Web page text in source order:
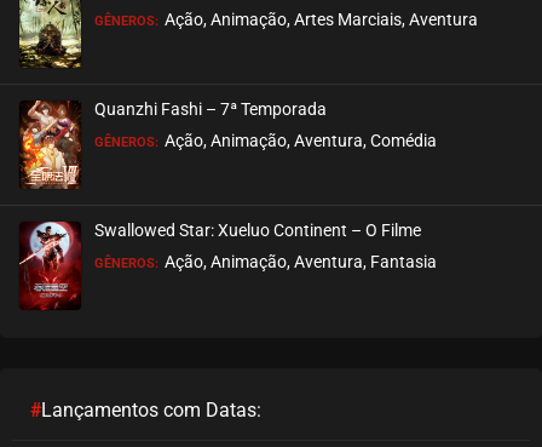
GÊNEROS: Ação, Animação, Artes Marciais, Aventura
Quanzhi Fashi – 7ª Temporada
GÊNEROS: Ação, Animação, Aventura, Comédia
Swallowed Star: Xueluo Continent – O Filme
GÊNEROS: Ação, Animação, Aventura, Fantasia
#Lançamentos com Datas: